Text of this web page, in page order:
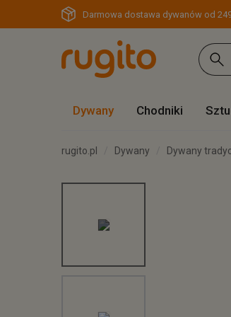
Darmowa dostawa dywanów od
Dywany Chodniki
rugito.pl Dywany
Dywany